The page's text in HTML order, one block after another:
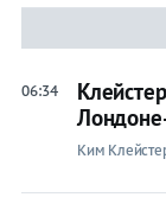
06:34
Ким